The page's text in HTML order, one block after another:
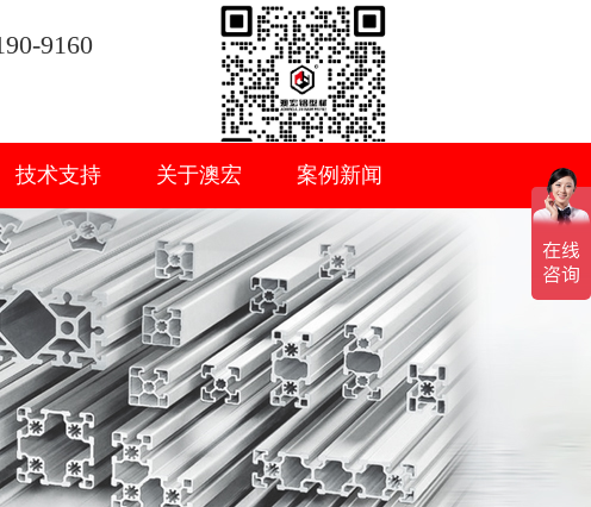
9160
技术支持 关于澳宏 案例新闻